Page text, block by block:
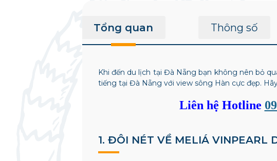
Tổng quan Thông số
Khi đến du lịch tại Đà Nẵng bạn không nên bỏ
tiếng tại Đà Nẵng với view sông Hàn cực đẹp.
Liên hệ Hotline
1. ĐÔI NÉT VỀ MELIÁ VINPEARL